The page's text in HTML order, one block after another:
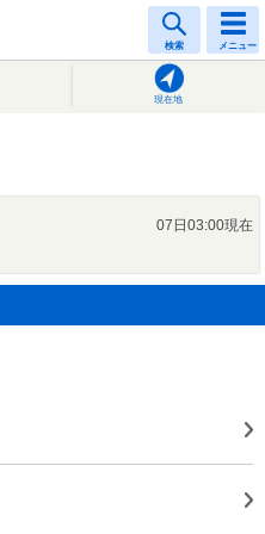
検索 メニュー
現在地
07日03:00現在